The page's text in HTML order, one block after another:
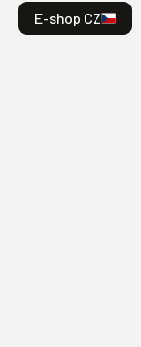
E-shop CZ